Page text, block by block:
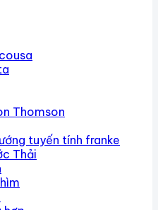
Thomson
tuyến tính franke
Thải